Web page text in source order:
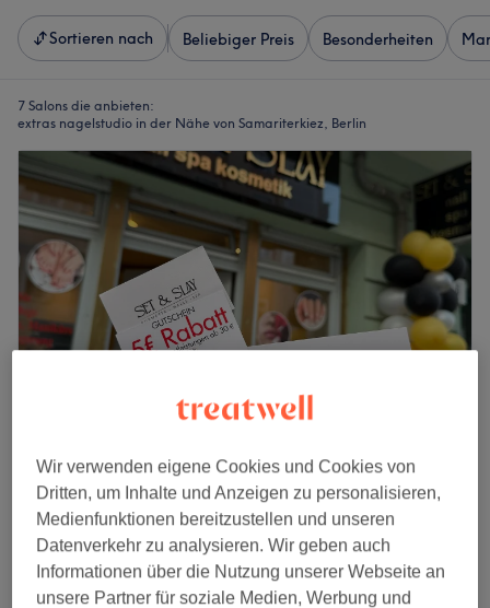
Sortieren nach Beliebiger Preis Besonderheiten
7 Salons die anbieten:
extras nagelstudio in der Nähe von Samariterkiez, Berlin
Set & Slay Nail Spa
4,6
93 Bewertungen
Friedrichshain, Berlin
Auf Karte anzeigen
Nagelreparatur pro Nagel
10 Min.
Schnellansicht Saloninfos
Wir verwenden eigene Cookies und Cookies von
Dritten, um Inhalte und Anzeigen zu personalisieren,
Medienfunktionen bereitzustellen und unseren
Datenverkehr zu analysieren. Wir geben auch
Informationen über die Nutzung unserer Webseite an
unsere Partner für soziale Medien, Werbung und